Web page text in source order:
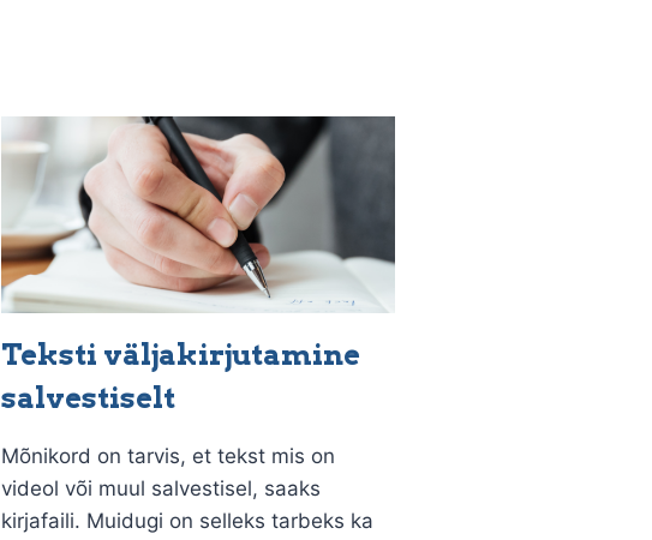
Teksti väljakirjutamine
salvestiselt
Mõnikord on tarvis, et tekst mis on
videol või muul salvestisel, saaks
kirjafaili. Muidugi on selleks tarbeks ka